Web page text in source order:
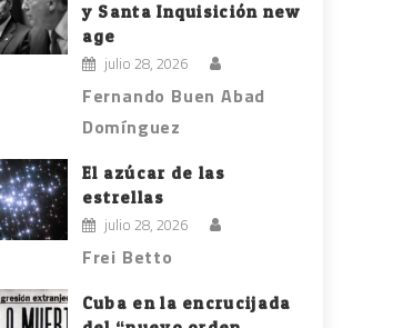
y Santa Inquisición new
age
julio 28, 2026
Fernando Buen Abad
Domínguez
El azúcar de las
estrellas
julio 28, 2026
Frei Betto
Cuba en la encrucijada